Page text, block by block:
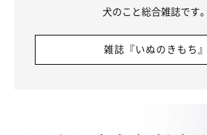
犬のこと総合雑誌です。
雑誌『いぬのきもち』